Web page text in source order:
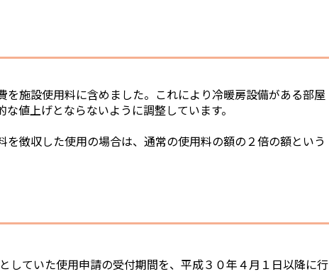
を施設使用料に含めました。これにより冷暖房設備がある部屋
値上げとならないように調整しています。
を徴収した使用の場合は、通常の使用料の額の２倍の額という
していた使用申請の受付期間を、平成３０年４月１日以降に行